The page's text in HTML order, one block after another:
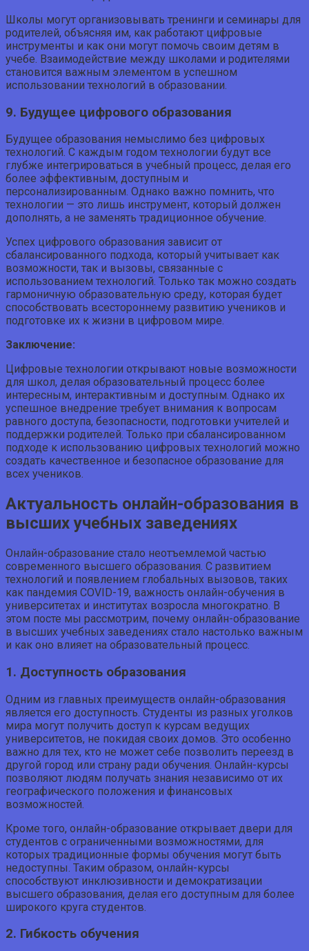
Школы могут организовывать тренинги и семинары для
родителей, объясняя им, как работают цифровые
инструменты и как они могут помочь своим детям в
учебе. Взаимодействие между школами и родителями
становится важным элементом в успешном
использовании технологий в образовании.
9. Будущее цифрового образования
Будущее образования немыслимо без цифровых
технологий. С каждым годом технологии будут все
глубже интегрироваться в учебный процесс, делая его
более эффективным, доступным и
персонализированным. Однако важно помнить, что
технологии — это лишь инструмент, который должен
дополнять, а не заменять традиционное обучение.
Успех цифрового образования зависит от
сбалансированного подхода, который учитывает как
возможности, так и вызовы, связанные с
использованием технологий. Только так можно создать
гармоничную образовательную среду, которая будет
способствовать всестороннему развитию учеников и
подготовке их к жизни в цифровом мире.
Заключение:
Цифровые технологии открывают новые возможности
для школ, делая образовательный процесс более
интересным, интерактивным и доступным. Однако их
успешное внедрение требует внимания к вопросам
равного доступа, безопасности, подготовки учителей и
поддержки родителей. Только при сбалансированном
подходе к использованию цифровых технологий можно
создать качественное и безопасное образование для
всех учеников.
Актуальность онлайн-образования в
высших учебных заведениях
Онлайн-образование стало неотъемлемой частью
современного высшего образования. С развитием
технологий и появлением глобальных вызовов, таких
как пандемия COVID-19, важность онлайн-обучения в
университетах и институтах возросла многократно. В
этом посте мы рассмотрим, почему онлайн-образование
в высших учебных заведениях стало настолько важным
и как оно влияет на образовательный процесс.
1. Доступность образования
Одним из главных преимуществ онлайн-образования
является его доступность. Студенты из разных уголков
мира могут получить доступ к курсам ведущих
университетов, не покидая своих домов. Это особенно
важно для тех, кто не может себе позволить переезд в
другой город или страну ради обучения. Онлайн-курсы
позволяют людям получать знания независимо от их
географического положения и финансовых
возможностей.
Кроме того, онлайн-образование открывает двери для
студентов с ограниченными возможностями, для
которых традиционные формы обучения могут быть
недоступны. Таким образом, онлайн-курсы
способствуют инклюзивности и демократизации
высшего образования, делая его доступным для более
широкого круга студентов.
2. Гибкость обучения